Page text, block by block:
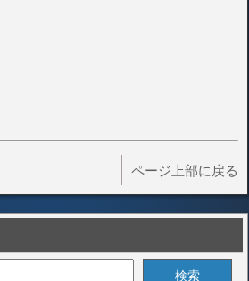
ページ上部に戻る